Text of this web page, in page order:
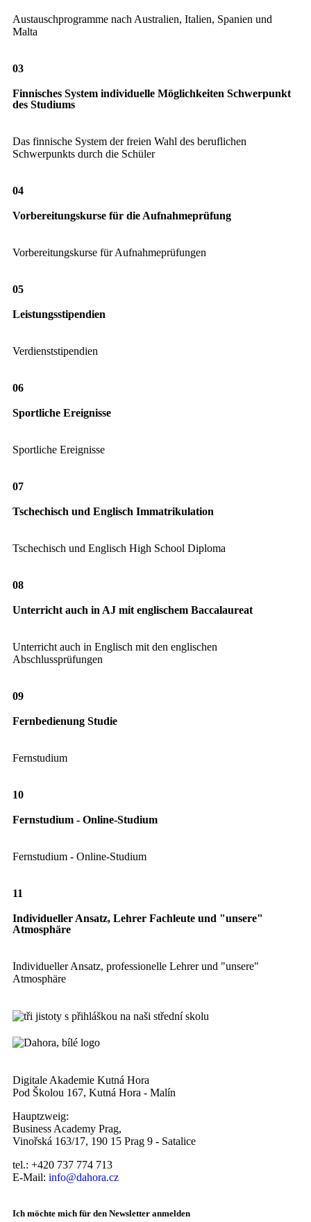
Austauschprogramme nach Australien, Italien, Spanien und
Malta
03
Finnisches System individuelle Möglichkeiten Schwerpunkt
des Studiums
Das finnische System der freien Wahl des beruflichen
Schwerpunkts durch die Schüler
04
Vorbereitungskurse für die Aufnahmeprüfung
Vorbereitungskurse für Aufnahmeprüfungen
05
Leistungsstipendien
Verdienststipendien
06
Sportliche Ereignisse
Sportliche Ereignisse
07
Tschechisch und Englisch Immatrikulation
Tschechisch und Englisch High School Diploma
08
Unterricht auch in AJ mit englischem Baccalaureat
Unterricht auch in Englisch mit den englischen
Abschlussprüfungen
09
Fernbedienung Studie
Fernstudium
10
Fernstudium - Online-Studium
Fernstudium - Online-Studium
11
Individueller Ansatz, Lehrer Fachleute und "unsere"
Atmosphäre
Individueller Ansatz, professionelle Lehrer und "unsere"
Atmosphäre
Digitale Akademie Kutná Hora
Pod Školou 167, Kutná Hora - Malín
Hauptzweig:
Business Academy Prag,
Vinořská 163/17, 190 15 Prag 9 - Satalice
tel.: +420 737 774 713
E-Mail: info@dahora.cz
Ich möchte mich für den Newsletter anmelden